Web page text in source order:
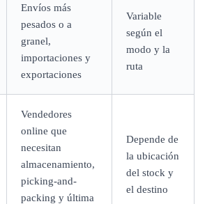
Envíos más
pesados o a
granel,
importaciones y
exportaciones
Variable
según el
modo y la
ruta
Vendedores
online que
necesitan
almacenamiento,
picking-and-
packing y última
Depende de
la ubicación
del stock y
el destino